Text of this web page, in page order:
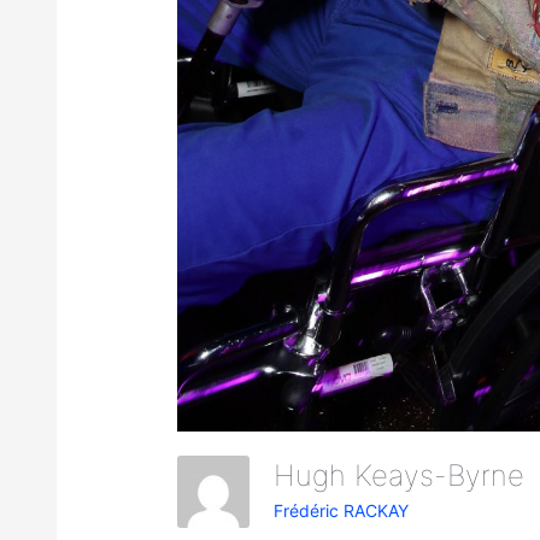
Hugh Keays-
Frédéric RACKAY